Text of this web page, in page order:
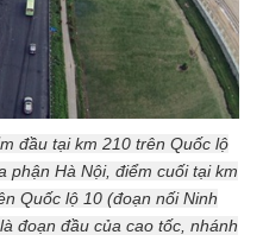
đầu tại km 210 trên Quốc lộ
phận Hà Nội, điểm cuối tại km
Quốc lộ 10 (đoạn nối Ninh
đoạn đầu của cao tốc, nhánh